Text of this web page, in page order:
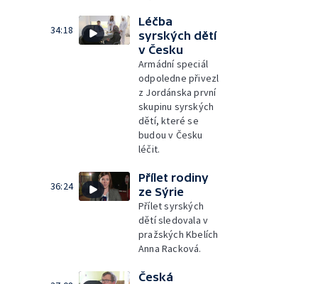
34:18
Léčba
syrských dětí
v Česku
Armádní speciál
odpoledne přivezl
z Jordánska první
skupinu syrských
dětí, které se
budou v Česku
léčit.
36:24
Přílet rodiny
ze Sýrie
Přílet syrských
dětí sledovala v
pražských Kbelích
Anna Racková.
Česká